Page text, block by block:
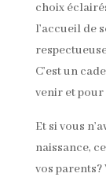
choix
l’accueil de
C’est un
venir et
Et si vous
naissance,
vos